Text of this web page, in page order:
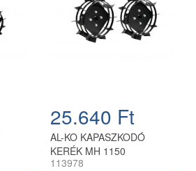
25.640 Ft
AL-KO KAPASZKODÓ
KERÉK MH 1150
113978